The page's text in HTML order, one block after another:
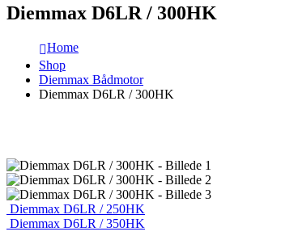
Diemmax D6LR / 300HK
Home
Shop
Diemmax Bådmotor
Diemmax D6LR / 300HK
Diemmax D6LR / 250HK
Diemmax D6LR / 350HK